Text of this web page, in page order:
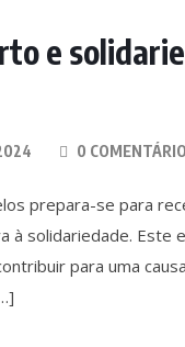
e
0
prepara-se para
à solidariedade.
para uma